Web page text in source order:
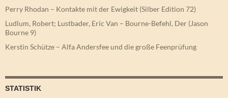
Perry Rhodan – Kontakte mit der Ewigkeit (Silber Edition 72)
Ludlum, Robert; Lustbader, Eric Van – Bourne-Befehl, Der (Jason
Bourne 9)
Kerstin Schütze – Alfa Andersfee und die große Feenprüfung
STATISTIK